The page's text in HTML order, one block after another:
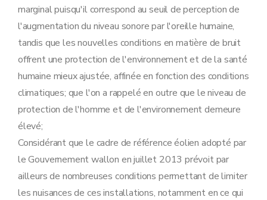
marginal puisqu'il correspond au seuil de perception de
l'augmentation du niveau sonore par l'oreille humaine,
tandis que les nouvelles conditions en matière de bruit
offrent une protection de l'environnement et de la santé
humaine mieux ajustée, affinée en fonction des conditions
climatiques; que l'on a rappelé en outre que le niveau de
protection de l'homme et de l'environnement demeure
élevé;
Considérant que le cadre de référence éolien adopté par
le Gouvernement wallon en juillet 2013 prévoit par
ailleurs de nombreuses conditions permettant de limiter
les nuisances de ces installations, notamment en ce qui